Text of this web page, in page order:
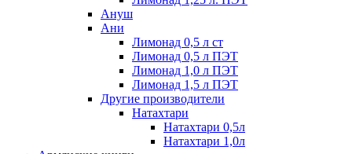
Ануш
Ани
Лимонад 0,5 л ст
Лимонад 0,5 л ПЭТ
Лимонад 1,0 л ПЭТ
Лимонад 1,5 л ПЭТ
Другие производители
Натахтари
Натахтари 0,5л
Натахтари 1,0л